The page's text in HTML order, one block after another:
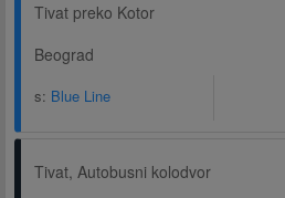
Tivat preko Kotor
Beograd
s: Blue Line
Tivat, Autobusni kolodvor